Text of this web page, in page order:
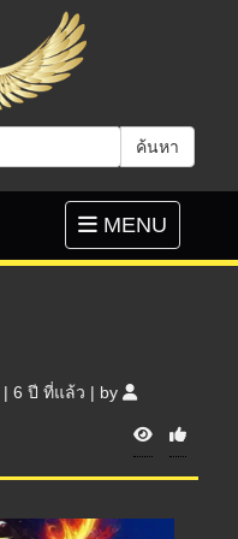
ค้นหา
Toggle
navigation
MENU
| 6 ปี ที่แล้ว | by
V
i
e